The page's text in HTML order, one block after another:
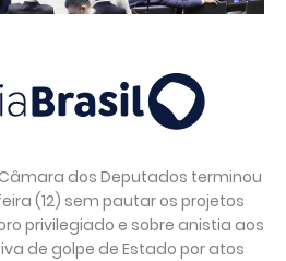
dos Deputados terminou
(12) sem pautar os projetos
privilegiado e sobre anistia aos
de golpe de Estado por atos